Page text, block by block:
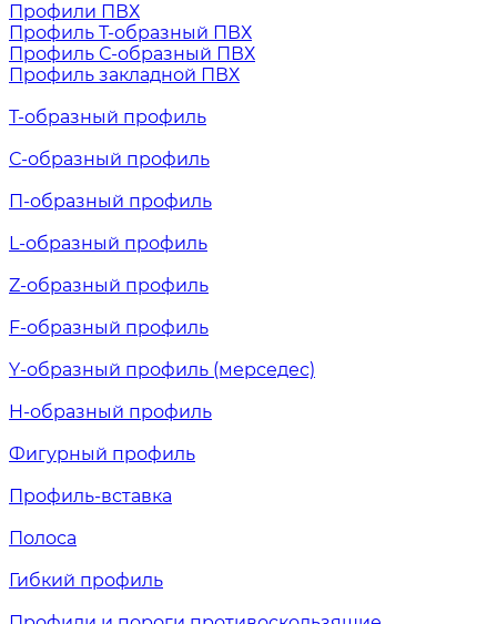
Профили ПВХ
Профиль Т-образный ПВХ
Профиль С-образный ПВХ
Профиль закладной ПВХ
Т-образный профиль
С-образный профиль
П-образный профиль
L-образный профиль
Z-образный профиль
F-образный профиль
Y-образный профиль (мерседес)
H-образный профиль
Фигурный профиль
Профиль-вставка
Полоса
Гибкий профиль